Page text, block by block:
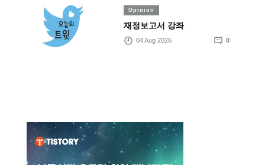
Opinion
재정보고서 강좌
04 Aug 2026 0